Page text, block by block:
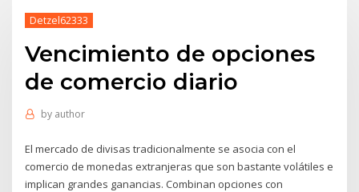
Detzel62333
Vencimiento de opciones
de comercio diario
by author
El mercado de divisas tradicionalmente se asocia con el
comercio de monedas extranjeras que son bastante volátiles e
implican grandes ganancias. Combinan opciones con